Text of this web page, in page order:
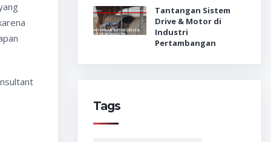
Tantangan Sistem
Drive & Motor di
Industri
Pertambangan
Tags